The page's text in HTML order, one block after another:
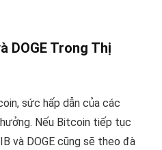
DOGE Trong Thị
sức hấp dẫn của các
Nếu Bitcoin tiếp tục
và DOGE cũng sẽ theo đà